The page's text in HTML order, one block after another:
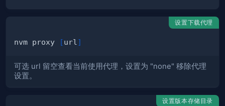
设置下载代理
nvm proxy [url ]
可选 url 留空查看当前使用代理，设置为 "none" 移除代理
设置。
设置版本存储目录